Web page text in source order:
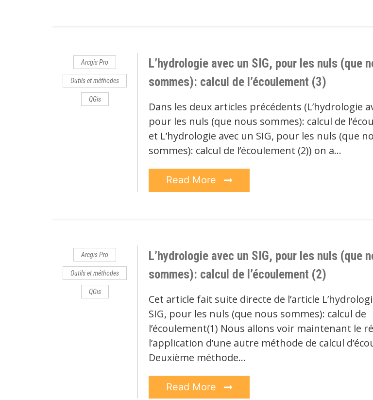
Arcgis Pro
Outils et méthodes
QGis
L’hydrologie avec un SIG, pour les nuls (que
sommes): calcul de l’écoulement (3)
Dans les deux articles précédents (L’hydrologie
pour les nuls (que nous sommes): calcul de
et L’hydrologie avec un SIG, pour les nuls (que
sommes): calcul de l’écoulement (2)) on a…
Read More
Arcgis Pro
Outils et méthodes
QGis
L’hydrologie avec un SIG, pour les nuls (que
sommes): calcul de l’écoulement (2)
Cet article fait suite directe de l’article
SIG, pour les nuls (que nous sommes): calcul de
l’écoulement(1) Nous allons voir maintenant le
l’application d’une autre méthode de calcul
Deuxième méthode…
Read More